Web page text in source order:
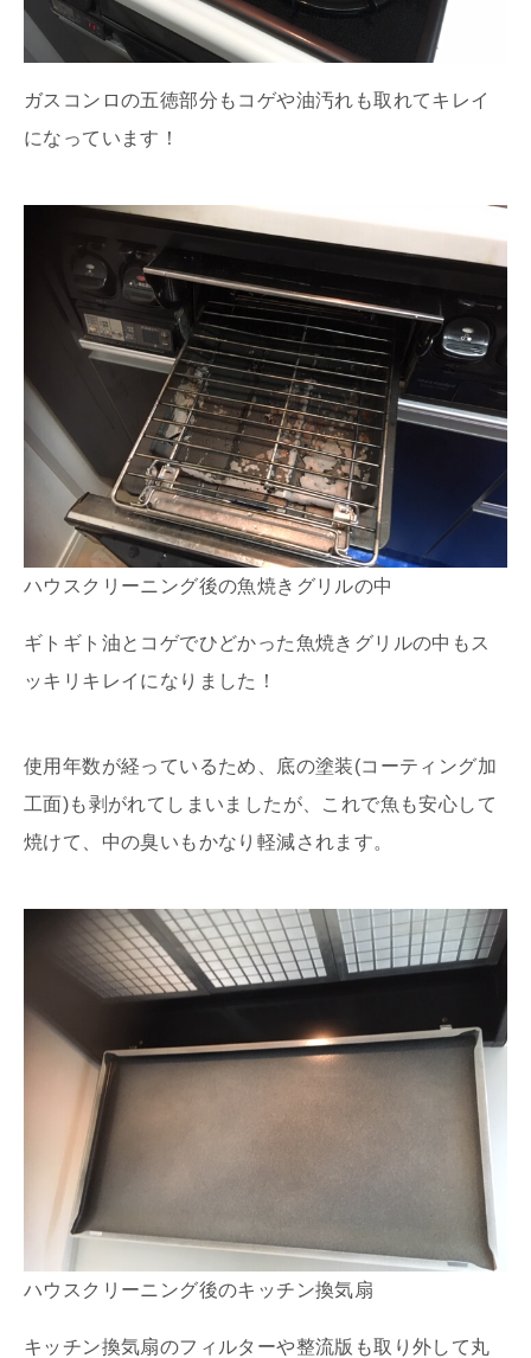
ガスコンロの五徳部分もコゲや油汚れも取れてキレイ
になっています！
ハウスクリーニング後の魚焼きグリルの中
ギトギト油とコゲでひどかった魚焼きグリルの中もス
ッキリキレイになりました！
使用年数が経っているため、底の塗装(コーティング加
工面)も剥がれてしまいましたが、これで魚も安心して
焼けて、中の臭いもかなり軽減されます。
ハウスクリーニング後のキッチン換気扇
キッチン換気扇のフィルターや整流版も取り外して丸